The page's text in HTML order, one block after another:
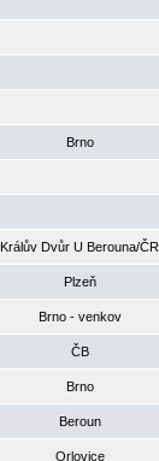
Brno
Králův Dvůr U Berouna/ČR
Plzeň
Brno - venkov
ČB
Brno
Beroun
Orlovice